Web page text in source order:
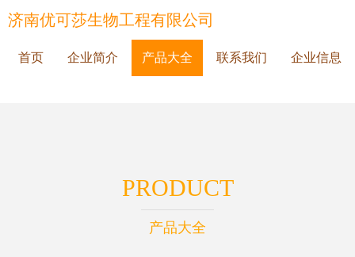
济南优可莎生物工程有限公司
首页 企业简介 产品大全 联系我们 企业信息
PRODUCT
产品大全